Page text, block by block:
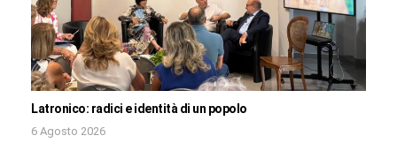
Latronico: radici e identità di un popolo
6 Agosto 2026